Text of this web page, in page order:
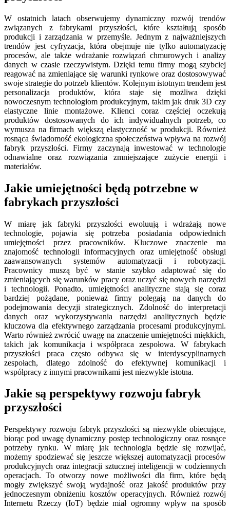
W ostatnich latach obserwujemy dynamiczny rozwój trendów
związanych z fabrykami przyszłości, które kształtują sposób
produkcji i zarządzania w przemyśle. Jednym z najważniejszych
trendów jest cyfryzacja, która obejmuje nie tylko automatyzację
procesów, ale także wdrażanie rozwiązań chmurowych i analizy
danych w czasie rzeczywistym. Dzięki temu firmy mogą szybciej
reagować na zmieniające się warunki rynkowe oraz dostosowywać
swoje strategie do potrzeb klientów. Kolejnym istotnym trendem jest
personalizacja produktów, która staje się możliwa dzięki
nowoczesnym technologiom produkcyjnym, takim jak druk 3D czy
elastyczne linie montażowe. Klienci coraz częściej oczekują
produktów dostosowanych do ich indywidualnych potrzeb, co
wymusza na firmach większą elastyczność w produkcji. Również
rosnąca świadomość ekologiczna społeczeństwa wpływa na rozwój
fabryk przyszłości. Firmy zaczynają inwestować w technologie
odnawialne oraz rozwiązania zmniejszające zużycie energii i
materiałów.
Jakie umiejętności będą potrzebne w
fabrykach przyszłości
W miarę jak fabryki przyszłości ewoluują i wdrażają nowe
technologie, pojawia się potrzeba posiadania odpowiednich
umiejętności przez pracowników. Kluczowe znaczenie ma
znajomość technologii informacyjnych oraz umiejętność obsługi
zaawansowanych systemów automatyzacji i robotyzacji.
Pracownicy muszą być w stanie szybko adaptować się do
zmieniających się warunków pracy oraz uczyć się nowych narzędzi
i technologii. Ponadto, umiejętności analityczne stają się coraz
bardziej pożądane, ponieważ firmy polegają na danych do
podejmowania decyzji strategicznych. Zdolność do interpretacji
danych oraz wykorzystywania narzędzi analitycznych będzie
kluczowa dla efektywnego zarządzania procesami produkcyjnymi.
Warto również zwrócić uwagę na znaczenie umiejętności miękkich,
takich jak komunikacja i współpraca zespołowa. W fabrykach
przyszłości praca często odbywa się w interdyscyplinarnych
zespołach, dlatego zdolność do efektywnej komunikacji i
współpracy z innymi pracownikami jest niezwykle istotna.
Jakie są perspektywy rozwoju fabryk
przyszłości
Perspektywy rozwoju fabryk przyszłości są niezwykle obiecujące,
biorąc pod uwagę dynamiczny postęp technologiczny oraz rosnące
potrzeby rynku. W miarę jak technologia będzie się rozwijać,
możemy spodziewać się jeszcze większej automatyzacji procesów
produkcyjnych oraz integracji sztucznej inteligencji w codziennych
operacjach. To otworzy nowe możliwości dla firm, które będą
mogły zwiększyć swoją wydajność oraz jakość produktów przy
jednoczesnym obniżeniu kosztów operacyjnych. Również rozwój
Internetu Rzeczy (IoT) będzie miał ogromny wpływ na sposób